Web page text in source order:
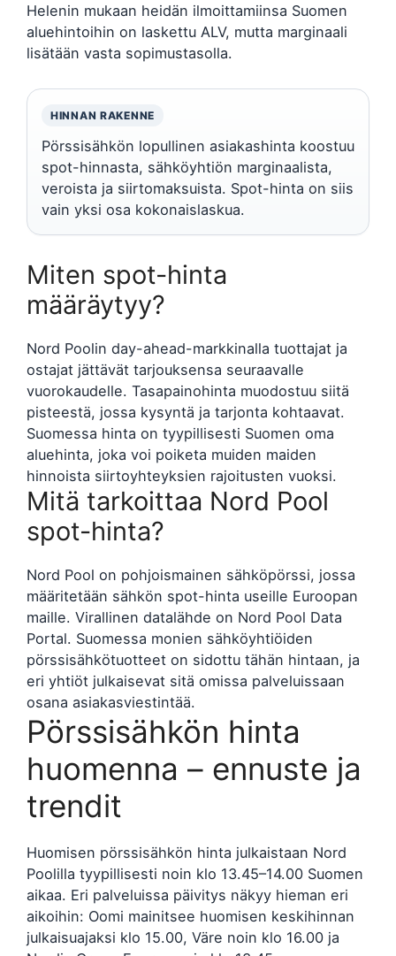
Helenin mukaan heidän ilmoittamiinsa Suomen
aluehintoihin on laskettu ALV, mutta marginaali
lisätään vasta sopimustasolla.
HINNAN RAKENNE
Pörssisähkön lopullinen asiakashinta koostuu
spot-hinnasta, sähköyhtiön marginaalista,
veroista ja siirtomaksuista. Spot-hinta on siis
vain yksi osa kokonaislaskua.
Miten spot-hinta
määräytyy?
Nord Poolin day-ahead-markkinalla tuottajat ja
ostajat jättävät tarjouksensa seuraavalle
vuorokaudelle. Tasapainohinta muodostuu siitä
pisteestä, jossa kysyntä ja tarjonta kohtaavat.
Suomessa hinta on tyypillisesti Suomen oma
aluehinta, joka voi poiketa muiden maiden
hinnoista siirtoyhteyksien rajoitusten vuoksi.
Mitä tarkoittaa Nord Pool
spot-hinta?
Nord Pool on pohjoismainen sähköpörssi, jossa
määritetään sähkön spot-hinta useille Euroopan
maille. Virallinen datalähde on Nord Pool Data
Portal. Suomessa monien sähköyhtiöiden
pörssisähkötuotteet on sidottu tähän hintaan, ja
eri yhtiöt julkaisevat sitä omissa palveluissaan
osana asiakasviestintää.
Pörssisähkön hinta
huomenna – ennuste ja
trendit
Huomisen pörssisähkön hinta julkaistaan Nord
Poolilla tyypillisesti noin klo 13.45–14.00 Suomen
aikaa. Eri palveluissa päivitys näkyy hieman eri
aikoihin: Oomi mainitsee huomisen keskihinnan
julkaisuajaksi klo 15.00, Väre noin klo 16.00 ja